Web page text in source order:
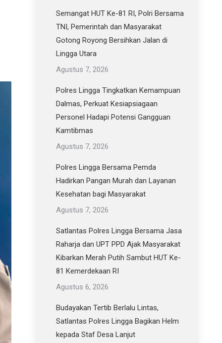
Semangat HUT Ke-81 RI, Polri Bersama
TNI, Pemerintah dan Masyarakat
Gotong Royong Bersihkan Jalan di
Lingga Utara
Agustus 7, 2026
Polres Lingga Tingkatkan Kemampuan
Dalmas, Perkuat Kesiapsiagaan
Personel Hadapi Potensi Gangguan
Kamtibmas
Agustus 7, 2026
Polres Lingga Bersama Pemda
Hadirkan Pangan Murah dan Layanan
Kesehatan bagi Masyarakat
Agustus 7, 2026
Satlantas Polres Lingga Bersama Jasa
Raharja dan UPT PPD Ajak Masyarakat
Kibarkan Merah Putih Sambut HUT Ke-
81 Kemerdekaan RI
Agustus 6, 2026
Budayakan Tertib Berlalu Lintas,
Satlantas Polres Lingga Bagikan Helm
kepada Staf Desa Lanjut